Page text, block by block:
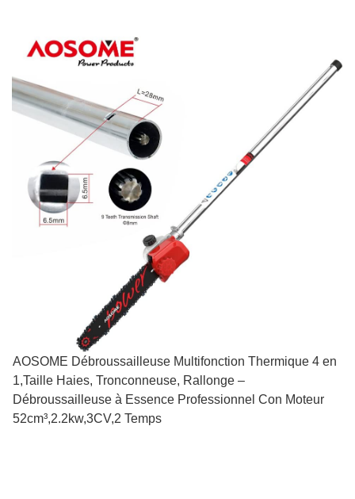
AOSOME Débroussailleuse Multifonction Thermique 4 en
1,Taille Haies, Tronconneuse, Rallonge –
Débroussailleuse à Essence Professionnel Con Moteur
52cm³,2.2kw,3CV,2 Temps